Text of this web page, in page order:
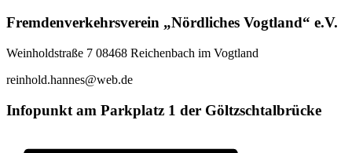
Fremdenverkehrsverein „Nördliches Vogtland“ e.V.
Weinholdstraße 7 08468 Reichenbach im Vogtland
reinhold.hannes@web.de
Infopunkt am Parkplatz 1 der Göltzschtalbrücke